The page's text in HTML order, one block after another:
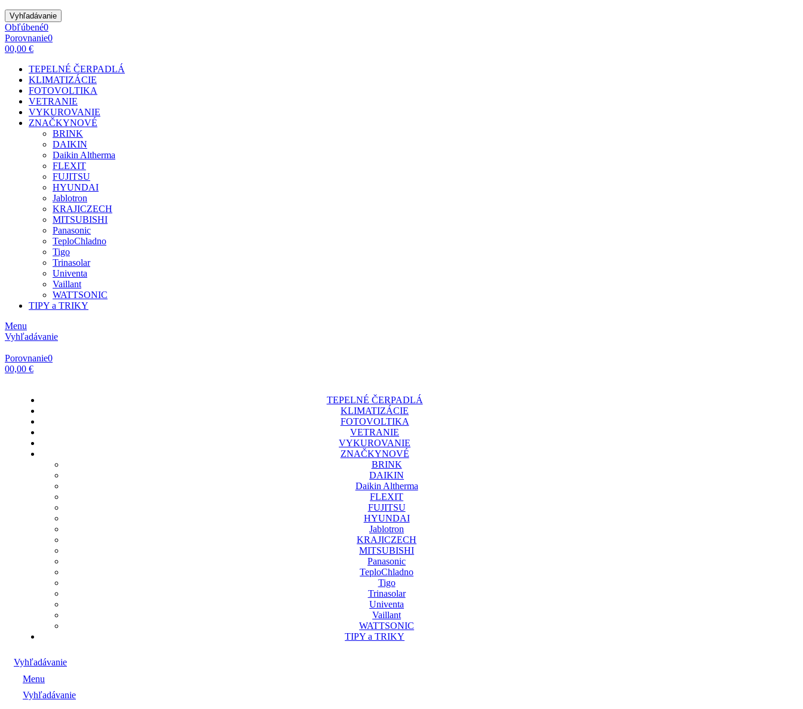
Vyhľadávanie
Obľúbené0
Porovnanie0
00,00 €
TEPELNÉ ČERPADLÁ
KLIMATIZÁCIE
FOTOVOLTIKA
VETRANIE
VYKUROVANIE
ZNAČKYNOVÉ
BRINK
DAIKIN
Daikin Altherma
FLEXIT
FUJITSU
HYUNDAI
Jablotron
KRAJICZECH
MITSUBISHI
Panasonic
TeploChladno
Tigo
Trinasolar
Univenta
Vaillant
WATTSONIC
TIPY a TRIKY
Menu
Vyhľadávanie
Porovnanie0
00,00 €
TEPELNÉ ČERPADLÁ
KLIMATIZÁCIE
FOTOVOLTIKA
VETRANIE
VYKUROVANIE
ZNAČKYNOVÉ
BRINK
DAIKIN
Daikin Altherma
FLEXIT
FUJITSU
HYUNDAI
Jablotron
KRAJICZECH
MITSUBISHI
Panasonic
TeploChladno
Tigo
Trinasolar
Univenta
Vaillant
WATTSONIC
TIPY a TRIKY
Vyhľadávanie
Menu
Vyhľadávanie